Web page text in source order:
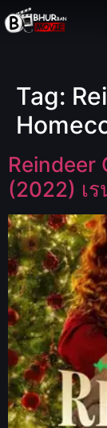
Tag:
Reindeer
(2022) เร